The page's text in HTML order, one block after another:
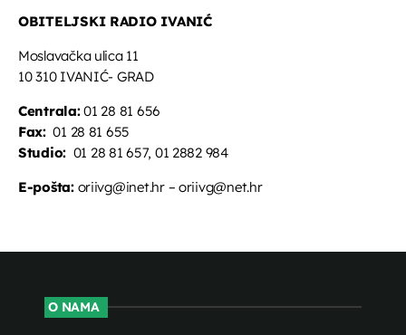
Glazbeni blok
12:30 - 13:30
OBITELJSKI RADIO IVANIĆ
Moslavačka ulica 11
10 310 IVANIĆ- GRAD
Centrala:01 28 81 656
Fax:01 28 81 655
Studio: 01 28 81 657, 01 2882 984
E-pošta:oriivg@inet.hr – oriivg@net.hr
O NAMA